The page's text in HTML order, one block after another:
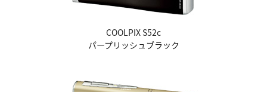
COOLPIX S52c
パープリッシュブラック